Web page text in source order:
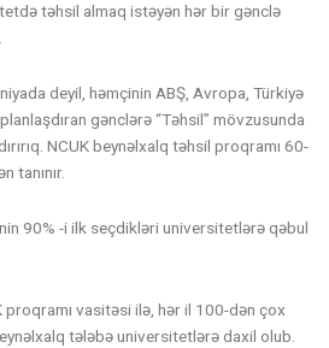
təhsil almaq istəyən hər bir gənclə
deyil, həmçinin ABŞ, Avropa, Türkiyə
gənclərə “Təhsil” mövzusunda
NCUK beynəlxalq təhsil proqramı 60-
tanınır.
90% -i ilk seçdikləri universitetlərə qəbul
vasitəsi ilə, hər il 100-dən çox
tələbə universitetlərə daxil olub.